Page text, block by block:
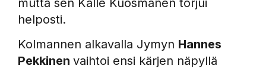
mutta sen Kalle Kuosmanen torjui
helposti.
Kolmannen alkavalla Jymyn Hannes
Pekkinen vaihtoi ensi kärjen näpyllä